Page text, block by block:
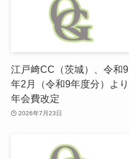
江戸﨑CC（茨城）、令和9
年2月（令和9年度分）より
年会費改定
2026年7月23日